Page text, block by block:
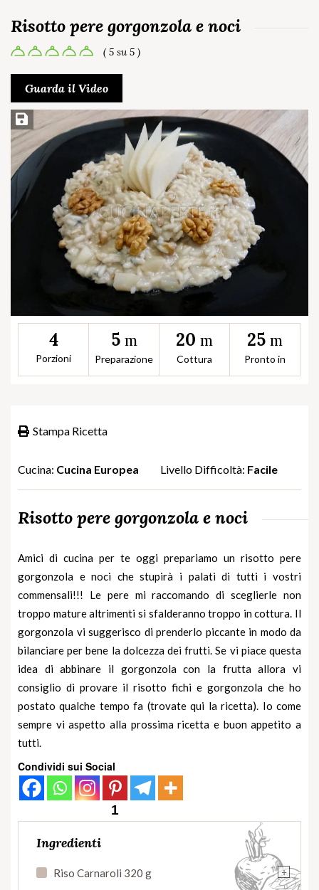
Risotto pere gorgonzola e noci
( 5 su 5 )
Guarda il Video
Salva ricetta
4
Porzioni
5 m
Preparazione
20 m
Cottura
25 m
Pronto in
Stampa Ricetta
Cucina: Cucina Europea Livello Difficoltà: Facile
Risotto pere gorgonzola e noci
Amici di cucina per te oggi prepariamo un risotto pere
gorgonzola e noci che stupirà i palati di tutti i vostri
commensali!!! Le pere mi raccomando di sceglierle non
troppo mature altrimenti si sfalderanno troppo in cottura. Il
gorgonzola vi suggerisco di prenderlo piccante in modo da
bilanciare per bene la dolcezza dei frutti. Se vi piace questa
idea di abbinare il gorgonzola con la frutta allora vi
consiglio di provare il risotto fichi e gorgonzola che ho
postato qualche tempo fa (trovatequi la ricetta). Io come
sempre vi aspetto alla prossima ricetta e buon appetito a
tutti.
Condividi sui Social
1
Ingredienti
+
Riso Carnaroli 320 g